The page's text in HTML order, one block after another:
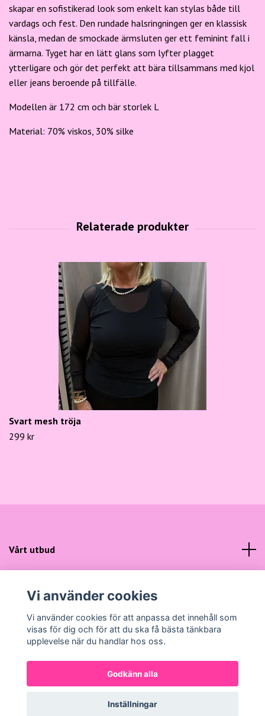
skapar en sofistikerad look som enkelt kan stylas både till
vardags och fest. Den rundade halsringningen ger en klassisk
känsla, medan de smockade ärmsluten ger ett feminint fall i
ärmarna. Tyget har en lätt glans som lyfter plagget
ytterligare och gör det perfekt att bära tillsammans med kjol
eller jeans beroende på tillfälle.
Modellen är 172 cm och bär storlek L
Material: 70% viskos, 30% silke
Svart mesh tröja
299 kr
Vårt utbud
Sociala medier
© 2026 Gunns ModePowered by Quickbutik
Vi använder cookies
Vi använder cookies för att anpassa det innehåll som
visas för dig och för att du ska få bästa tänkbara
upplevelse när du handlar hos oss.
Godkänn alla
Inställningar